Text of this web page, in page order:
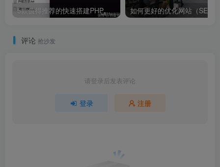
5款值得推荐的快速搭建PHP本地运行环境Web工具包11年前，被父亲逼迫零下13度裸跑的4岁小男孩，现在他有何成就？
评论 抢沙发
请登录后发表评论
登录 注册